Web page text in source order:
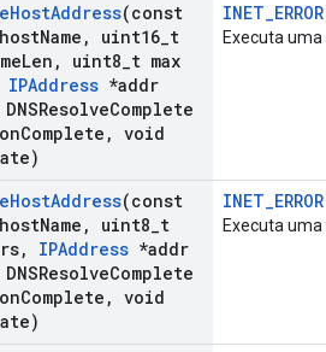
HostAddress(const
Name , uint16 t
Len , uint8 t max
IPAddress *addr
DNSResolveComplete
Complete , void
INET_ERROR
Executa
HostAddress(const
Name , uint8 t
, IPAddress *addr
DNSResolveComplete
Complete , void
INET_ERROR
Executa